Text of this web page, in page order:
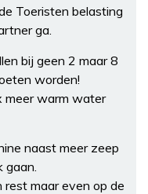
Toeristen belasting
ga.
bij geen 2 maar 8
worden!
meer warm water
naast meer zeep
maar even op de